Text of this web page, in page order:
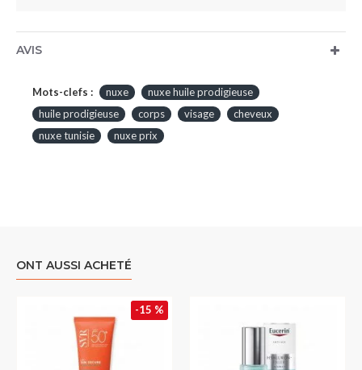
AVIS
Mots-clefs : nuxe
nuxe huile prodigieuse
huile prodigieuse
corps visage
cheveux
nuxe tunisie
nuxe prix
ONT AUSSI ACHETÉ
-15 %